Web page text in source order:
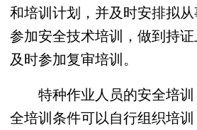
和培训计划，并及时安排拟
参加安全技术培训，做到持证
及时参加复审培训。
特种作业人员的安全培训
全培训条件可以自行组织培